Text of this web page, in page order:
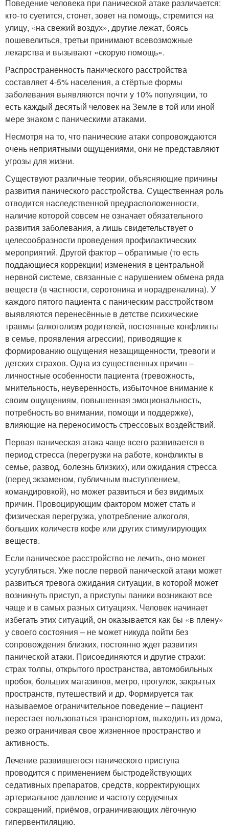
Поведение человека при панической атаке различается:
кто-то суетится, стонет, зовет на помощь, стремится на
улицу, «на свежий воздух», другие лежат, боясь
пошевелиться, третьи принимают всевозможные
лекарства и вызывают «скорую помощь».
Распространенность панического расстройства
составляет 4-5% населения, а стёртые формы
заболевания выявляются почти у 10% популяции, то
есть каждый десятый человек на Земле в той или иной
мере знаком с паническими атаками.
Несмотря на то, что панические атаки сопровождаются
очень неприятными ощущениями, они не представляют
угрозы для жизни.
Существуют различные теории, объясняющие причины
развития панического расстройства. Существенная роль
отводится наследственной предрасположенности,
наличие которой совсем не означает обязательного
развития заболевания, а лишь свидетельствует о
целесообразности проведения профилактических
мероприятий. Другой фактор – обратимые (то есть
поддающиеся коррекции) изменения в центральной
нервной системе, связанные с нарушением обмена ряда
веществ (в частности, серотонина и норадреналина). У
каждого пятого пациента с паническим расстройством
выявляются перенесённые в детстве психические
травмы (алкоголизм родителей, постоянные конфликты
в семье, проявления агрессии), приводящие к
формированию ощущения незащищенности, тревоги и
детских страхов. Одна из существенных причин –
личностные особенности пациента (тревожность,
мнительность, неуверенность, избыточное внимание к
своим ощущениям, повышенная эмоциональность,
потребность во внимании, помощи и поддержке),
влияющие на переносимость стрессовых воздействий.
Первая паническая атака чаще всего развивается в
период стресса (перегрузки на работе, конфликты в
семье, развод, болезнь близких), или ожидания стресса
(перед экзаменом, публичным выступлением,
командировкой), но может развиться и без видимых
причин. Провоцирующим фактором может стать и
физическая перегрузка, употребление алкоголя,
больших количеств кофе или других стимулирующих
веществ.
Если паническое расстройство не лечить, оно может
усугубляться. Уже после первой панической атаки может
развиться тревога ожидания ситуации, в которой может
возникнуть приступ, а приступы паники возникают все
чаще и в самых разных ситуациях. Человек начинает
избегать этих ситуаций, он оказывается как бы «в плену»
у своего состояния – не может никуда пойти без
сопровождения близких, постоянно ждет развития
панической атаки. Присоединяются и другие страхи:
страх толпы, открытого пространства, автомобильных
пробок, больших магазинов, метро, прогулок, закрытых
пространств, путешествий и др. Формируется так
называемое ограничительное поведение – пациент
перестает пользоваться транспортом, выходить из дома,
резко ограничивая свое жизненное пространство и
активность.
Лечение развившегося панического приступа
проводится с применением быстродействующих
седативных препаратов, средств, корректирующих
артериальное давление и частоту сердечных
сокращений, приёмов, ограничивающих лёгочную
гипервентиляцию.